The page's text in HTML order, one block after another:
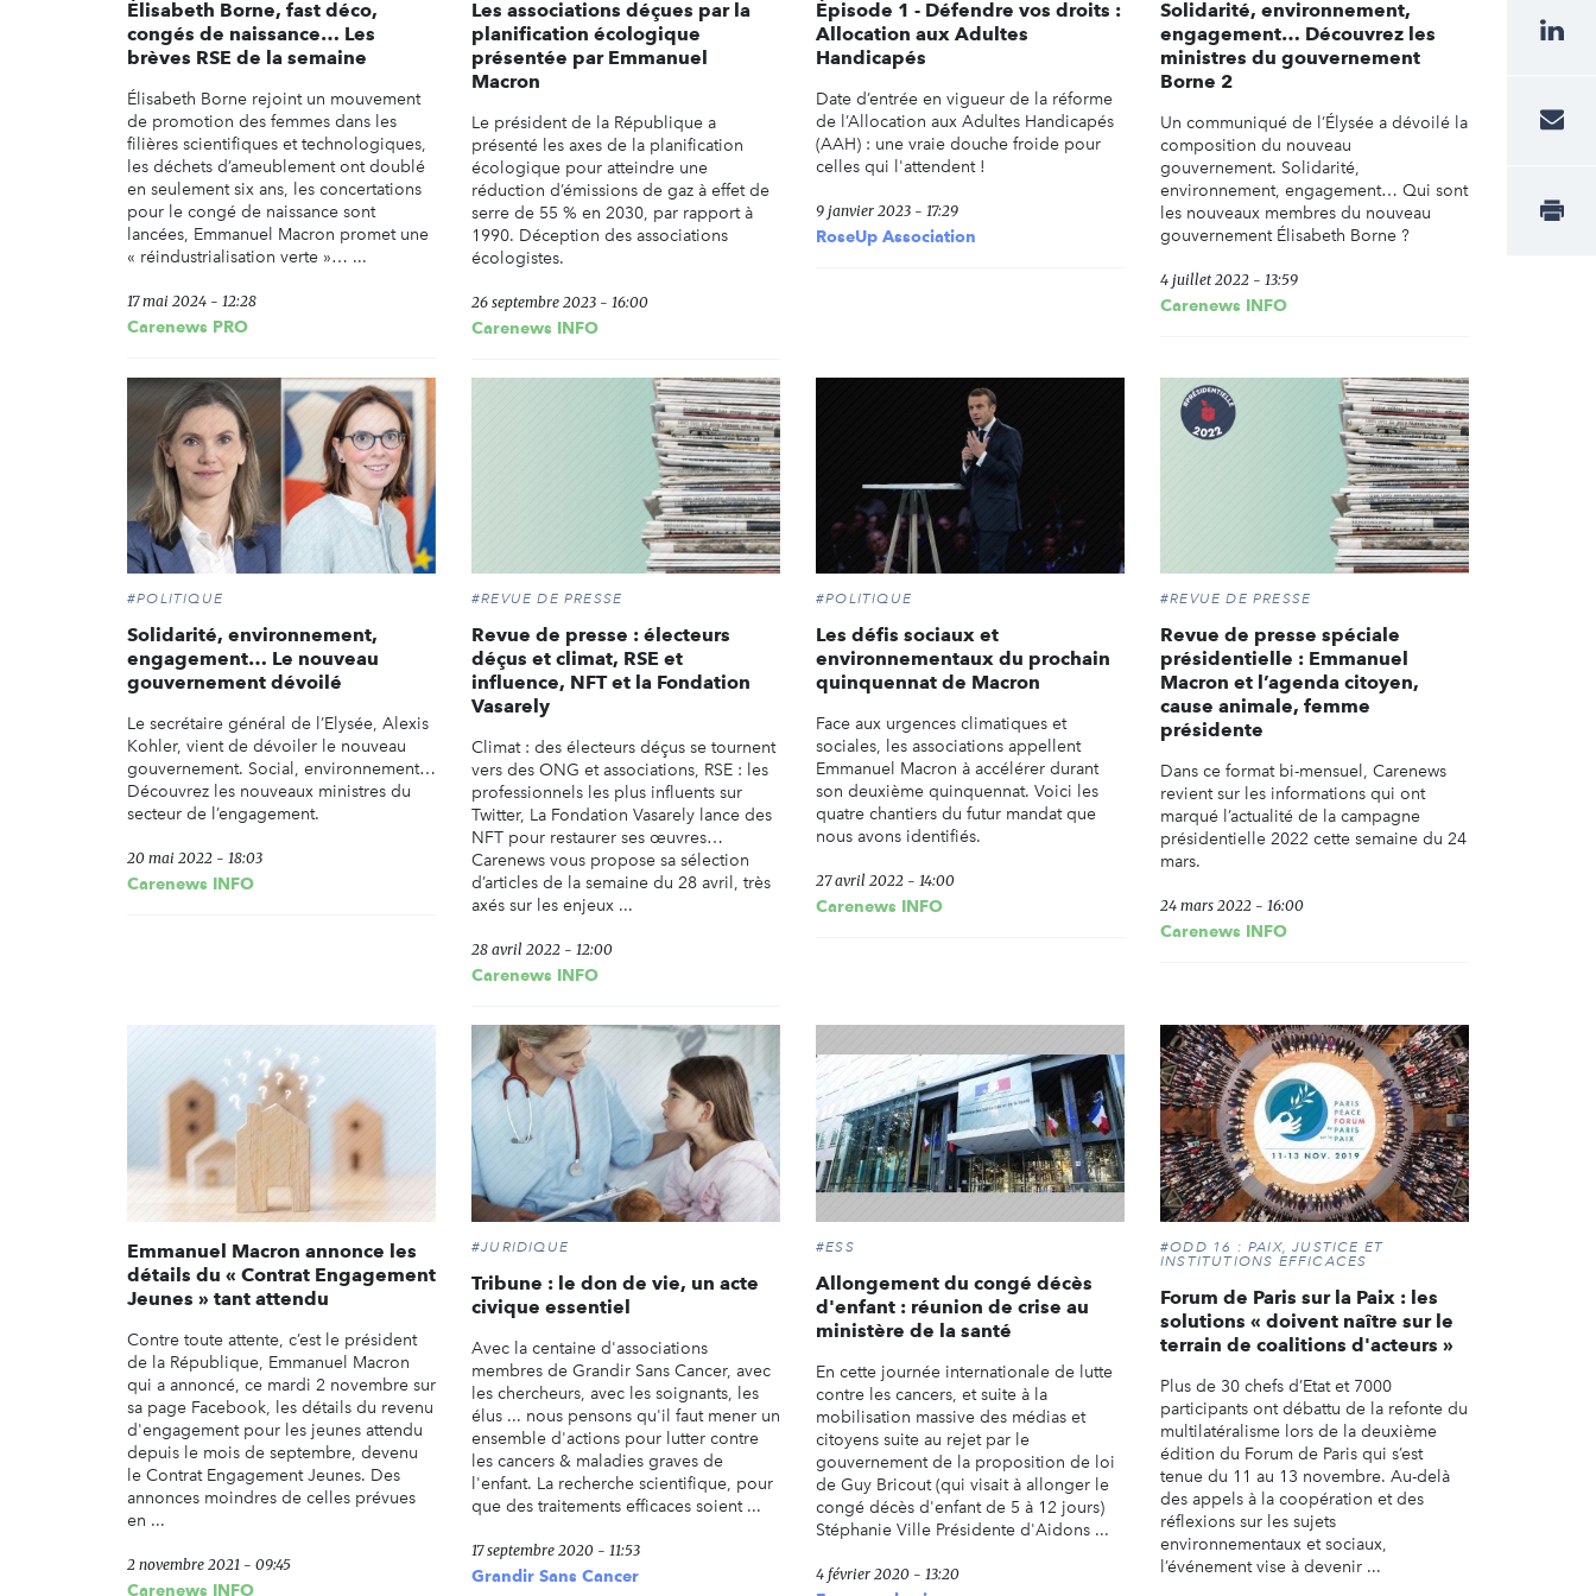
Élisabeth Borne, fast déco,
congés de naissance… Les
brèves RSE de la semaine
Élisabeth Borne rejoint un mouvement
de promotion des femmes dans les
filières scientifiques et technologiques,
les déchets d’ameublement ont doublé
en seulement six ans, les concertations
pour le congé de naissance sont
lancées, Emmanuel Macron promet une
« réindustrialisation verte »… ...
17 mai 2024 - 12:28
Carenews PRO
Les associations déçues par la
planification écologique
présentée par Emmanuel
Macron
Le président de la République a
présenté les axes de la planification
écologique pour atteindre une
réduction d’émissions de gaz à effet de
serre de 55 % en 2030, par rapport à
1990. Déception des associations
écologistes.
26 septembre 2023 - 16:00
Carenews INFO
Épisode 1 - Défendre vos droits :
Allocation aux Adultes
Handicapés
Date d’entrée en vigueur de la réforme
de l’Allocation aux Adultes Handicapés
(AAH) : une vraie douche froide pour
celles qui l'attendent !
9 janvier 2023 - 17:29
RoseUp Association
Solidarité, environnement,
engagement… Découvrez les
ministres du gouvernement
Borne 2
Un communiqué de l’Élysée a dévoilé la
composition du nouveau
gouvernement. Solidarité,
environnement, engagement… Qui sont
les nouveaux membres du nouveau
gouvernement Élisabeth Borne ?
4 juillet 2022 - 13:59
Carenews INFO
#POLITIQUE
Solidarité, environnement,
engagement… Le nouveau
gouvernement dévoilé
Le secrétaire général de l’Elysée, Alexis
Kohler, vient de dévoiler le nouveau
gouvernement. Social, environnement…
Découvrez les nouveaux ministres du
secteur de l’engagement.
20 mai 2022 - 18:03
Carenews INFO
#REVUE DE PRESSE
Revue de presse : électeurs
déçus et climat, RSE et
influence, NFT et la Fondation
Vasarely
Climat : des électeurs déçus se tournent
vers des ONG et associations, RSE : les
professionnels les plus influents sur
Twitter, La Fondation Vasarely lance des
NFT pour restaurer ses œuvres…
Carenews vous propose sa sélection
d’articles de la semaine du 28 avril, très
axés sur les enjeux ...
28 avril 2022 - 12:00
Carenews INFO
#POLITIQUE
Les défis sociaux et
environnementaux du prochain
quinquennat de Macron
Face aux urgences climatiques et
sociales, les associations appellent
Emmanuel Macron à accélérer durant
son deuxième quinquennat. Voici les
quatre chantiers du futur mandat que
nous avons identifiés.
27 avril 2022 - 14:00
Carenews INFO
#REVUE DE PRESSE
Revue de presse spéciale
présidentielle : Emmanuel
Macron et l’agenda citoyen,
cause animale, femme
présidente
Dans ce format bi-mensuel, Carenews
revient sur les informations qui ont
marqué l’actualité de la campagne
présidentielle 2022 cette semaine du 24
mars.
24 mars 2022 - 16:00
Carenews INFO
Emmanuel Macron annonce les
détails du « Contrat Engagement
Jeunes » tant attendu
Contre toute attente, c’est le président
de la République, Emmanuel Macron
qui a annoncé, ce mardi 2 novembre sur
sa page Facebook, les détails du revenu
d'engagement pour les jeunes attendu
depuis le mois de septembre, devenu
le Contrat Engagement Jeunes. Des
annonces moindres de celles prévues
en ...
2 novembre 2021 - 09:45
Carenews INFO
#JURIDIQUE
Tribune : le don de vie, un acte
civique essentiel
Avec la centaine d'associations
membres de Grandir Sans Cancer, avec
les chercheurs, avec les soignants, les
élus ... nous pensons qu'il faut mener un
ensemble d'actions pour lutter contre
les cancers & maladies graves de
l'enfant. La recherche scientifique, pour
que des traitements efficaces soient ...
17 septembre 2020 - 11:53
Grandir Sans Cancer
#ESS
Allongement du congé décès
d'enfant : réunion de crise au
ministère de la santé
En cette journée internationale de lutte
contre les cancers, et suite à la
mobilisation massive des médias et
citoyens suite au rejet par le
gouvernement de la proposition de loi
de Guy Bricout (qui visait à allonger le
congé décès d'enfant de 5 à 12 jours)
Stéphanie Ville Présidente d'Aidons ...
4 février 2020 - 13:20
#ODD 16 : PAIX, JUSTICE ET
INSTITUTIONS EFFICACES
Forum de Paris sur la Paix : les
solutions « doivent naître sur le
terrain de coalitions d'acteurs »
Plus de 30 chefs d’Etat et 7000
participants ont débattu de la refonte du
multilatéralisme lors de la deuxième
édition du Forum de Paris qui s’est
tenue du 11 au 13 novembre. Au-delà
des appels à la coopération et des
réflexions sur les sujets
environnementaux et sociaux,
l’événement vise à devenir ...